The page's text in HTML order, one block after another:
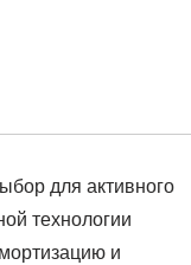
для активного
технологии
и